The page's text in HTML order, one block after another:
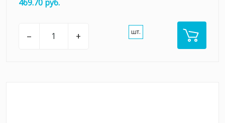
469.70 руб.
– + шт.